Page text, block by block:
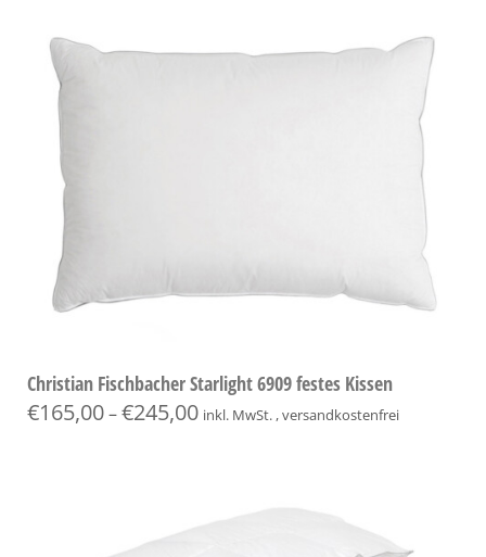
Christian Fischbacher Starlight 6909 festes Kissen
€165,00–€245,00 inkl. MwSt. , versandkostenfrei